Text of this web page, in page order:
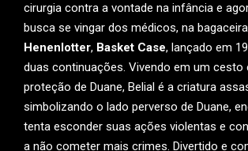
cirurgia contra a vontade na infância e
busca se vingar dos médicos, na bagaceira
Henenlotter, Basket Case, lançado em
duas continuações. Vivendo em um cesto
proteção de Duane, Belial é a criatura
simbolizando o lado perverso de Duane,
tenta esconder suas ações violentas e
a não cometer mais crimes. Divertido e